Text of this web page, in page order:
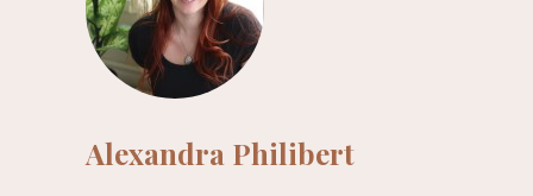
Alexandra Philibert